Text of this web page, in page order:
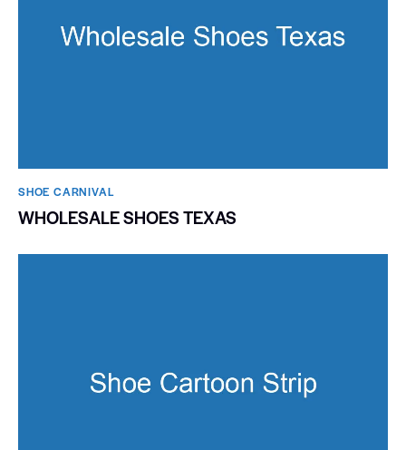
SHOE CARNIVAL​
WHOLESALE SHOES TEXAS